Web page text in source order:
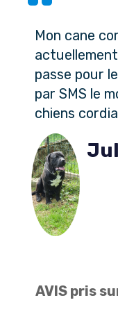
Mon cane
passe pour
par SMS le
chiens
AVIS pris